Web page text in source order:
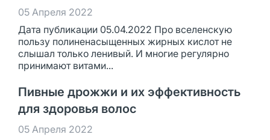
05 Апреля 2022
Дата публикации 05.04.2022 Про вселенскую
пользу полиненасыщенных жирных кислот не
слышал только ленивый. И многие регулярно
принимают витами...
Пивные дрожжи и их эффективность
для здоровья волос
05 Апреля 2022